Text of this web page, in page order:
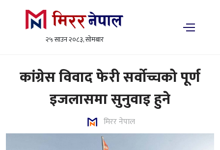
२५ साउन २०८३, सोमबार
कांग्रेस विवाद फेरी सर्वोच्चको पूर्ण
इजलासमा सुनुवाइ हुने
मिरर नेपाल